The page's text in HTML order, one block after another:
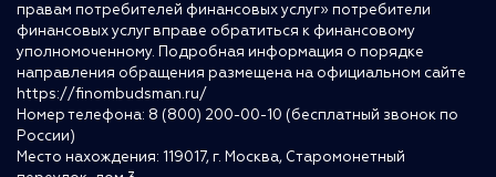
правам потребителей финансовых услуг» потребители
финансовых услуг вправе обратиться к финансовому
уполномоченному. Подробная информация о порядке
направления обращения размещена на официальном сайте
https://finombudsman.ru/
Номер телефона: 8 (800) 200-00-10 (бесплатный звонок по
России)
Место нахождения: 119017, г. Москва, Старомонетный